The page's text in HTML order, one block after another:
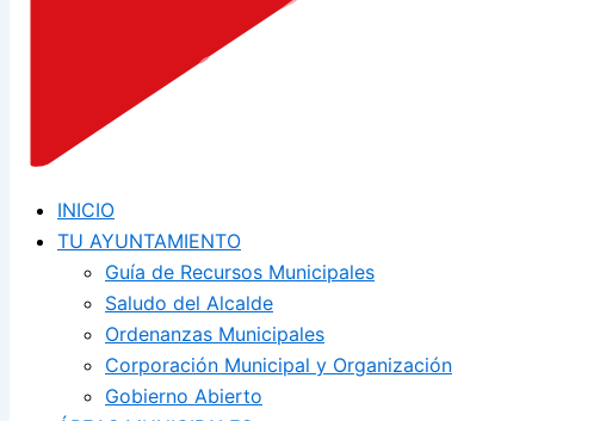
INICIO
TU AYUNTAMIENTO
Guía de Recursos Municipales
Saludo del Alcalde
Ordenanzas Municipales
Corporación Municipal y Organización
Gobierno Abierto